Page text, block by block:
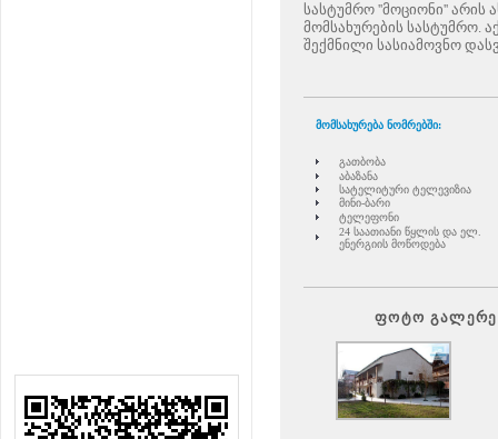
სასტუმრო ''მოციონი''
მომსახურების სასტუმრო.
შექმნილი სასიამოვნო
მომსახურება ნომრებში:
გათბობა
აბაზანა
სატელიტური ტელევიზია
მინი-ბარი
ტელეფონი
24 საათიანი წყლის და ელ.
ენერგიის მოწოდება
ფოტო